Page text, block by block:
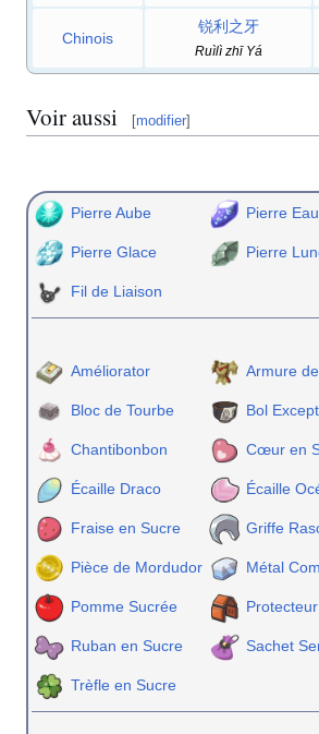
Chinois
锐利之牙
Ruìlì zhī Yá
Voir aussi [modifier]
Pierre Aube
Pierre Eau
Pierre Glace Pierre
Fil de Liaison
Améliorator Armure
Bloc de Tourbe Bol
Chantibonbon Cœur en
Écaille Draco Écaille
Fraise en Sucre Griffe
Pièce de Mordudor Métal
Pomme Sucrée Protecteur
Ruban en Sucre Sachet
Trèfle en Sucre